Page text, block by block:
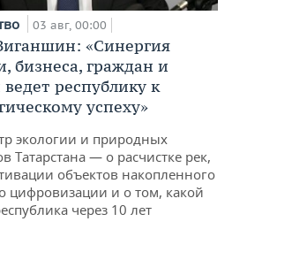
03 авг, 00:00
«Синергия
бизнеса, граждан и
республику к
успеху»
экологии и природных
Татарстана — о расчистке рек,
объектов накопленного
цифровизации и о том, какой
через 10 лет